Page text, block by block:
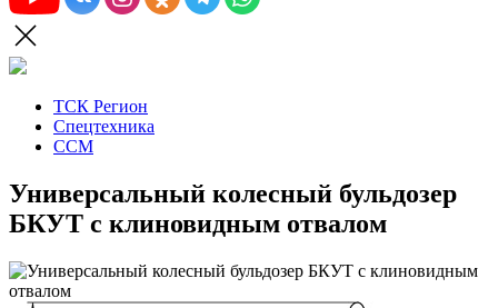
ТСК Регион
Спецтехника
ССМ
Универсальный колесный бульдозер
БКУТ с клиновидным отвалом